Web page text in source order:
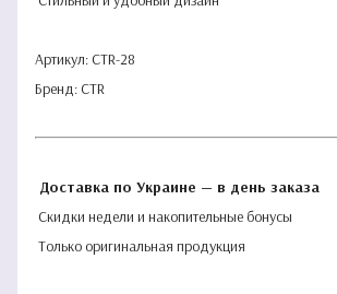
Артикул: CTR-28
Бренд: CTR
Доставка по Украине — в день заказа
Скидки недели и накопительные бонусы
Только оригинальная продукция